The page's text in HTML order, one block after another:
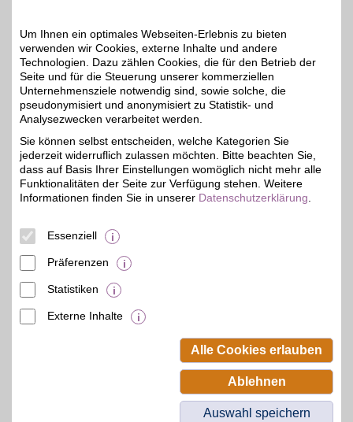
Adresse
Sternstr. 62
53111 Bonn
Filialen in der Nähe
Beamten-Selbsthilfewerk GmbH.
Um Ihnen ein optimales Webseiten-Erlebnis zu bieten
verwenden wir Cookies, externe Inhalte und andere
Technologien. Dazu zählen Cookies, die für den Betrieb der
Seite und für die Steuerung unserer kommerziellen
Unternehmensziele notwendig sind, sowie solche, die
pseudonymisiert und anonymisiert zu Statistik- und
Analysezwecken verarbeitet werden.
Sie können selbst entscheiden, welche Kategorien Sie
jederzeit widerruflich zulassen möchten. Bitte beachten Sie,
dass auf Basis Ihrer Einstellungen womöglich nicht mehr alle
Funktionalitäten der Seite zur Verfügung stehen. Weitere
Informationen finden Sie in unserer Datenschutzerklärung
Essenziell
Präferenzen
Statistiken
Externe Inhalte
Alle Cookies erlauben
Ablehnen
Auswahl speichern